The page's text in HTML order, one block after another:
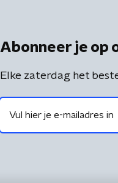
Abonneer je op
Elke zaterdag het